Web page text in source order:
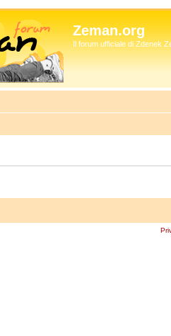
Zeman.org
Il forum ufficiale di Zdenek